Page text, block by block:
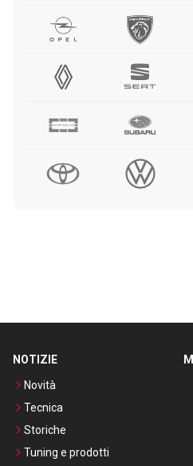
NOTIZIE
Novità
Tecnica
Storiche
Tuning e prodotti